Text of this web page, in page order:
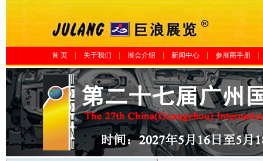
首 页 关于我们 展会介绍 新闻中心 参展商手册|